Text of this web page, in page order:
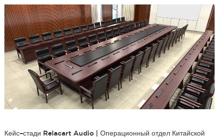
Кейс–стади Relacart Audio | Операционный отдел Китайской